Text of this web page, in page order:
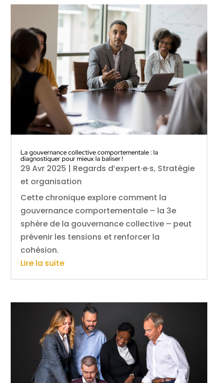
La gouvernance collective comportementale : la
diagnostiquer pour mieux la baliser !
29 Avr 2025 | Regards d’expert·e·s, Stratégie
et organisation
Cette chronique explore comment la
gouvernance comportementale – la 3e
sphère de la gouvernance collective – peut
prévenir les tensions et renforcer la
cohésion.
Lire la suite